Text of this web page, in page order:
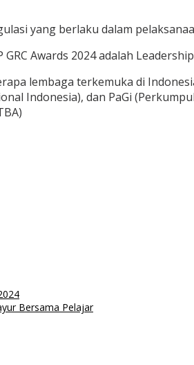
yang berlaku dalam
Awards 2024 adalah
lembaga terkemuka di
Indonesia), dan PaGi
Bersama Pelajar